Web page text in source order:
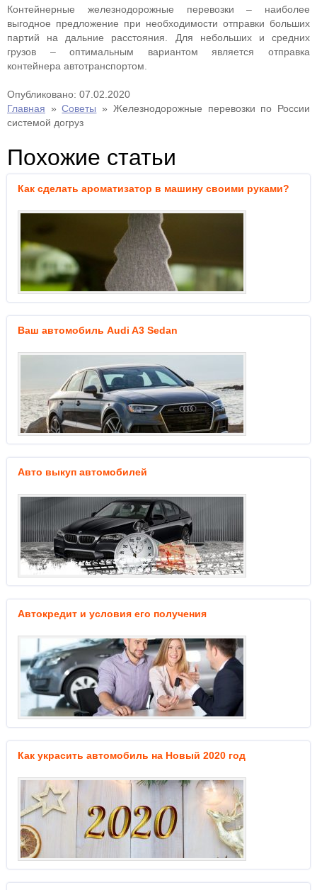
Контейнерные железнодорожные перевозки – наиболее
выгодное предложение при необходимости отправки больших
партий на дальние расстояния. Для небольших и средних
грузов – оптимальным вариантом является отправка
контейнера автотранспортом.
Опубликовано: 07.02.2020
Главная »Советы » Железнодорожные перевозки по России
системой догруз
Похожие статьи
Как сделать ароматизатор в машину своими руками?
Ваш автомобиль Audi A3 Sedan
Авто выкуп автомобилей
Автокредит и условия его получения
Как украсить автомобиль на Новый 2020 год